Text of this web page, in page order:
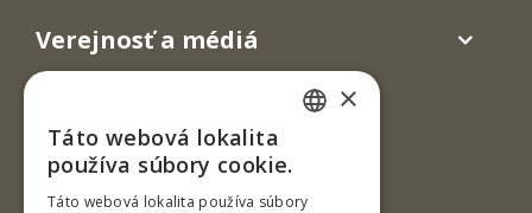
Verejnosť a médiá
×
Táto webová lokalita
používa súbory cookie.
Táto webová lokalita používa súbory